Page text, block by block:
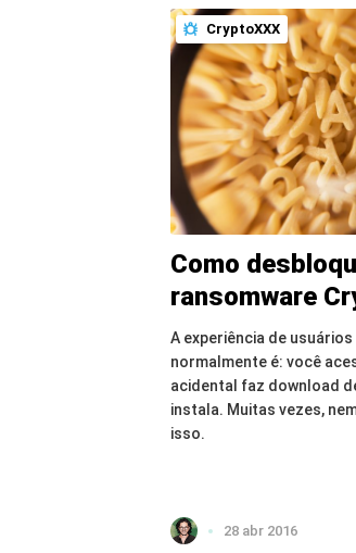
CryptoXXX
Como
ransomware
A experiência de
normalmente é: você
acidental faz download
instala. Muitas vezes,
isso.
28 abr 2016